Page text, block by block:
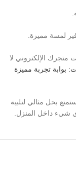
لمسة مميزة.
متجرك الإلكتروني لا
بوابة تجربة مميزة
بحل مثالي لتلبية
شيء داخل المنزل.